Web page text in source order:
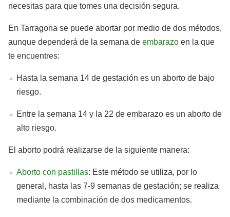
necesitas para que tomes una decisión segura.
En Tarragona se puede abortar por medio de dos métodos,
aunque dependerá de la semana de embarazo en la que
te encuentres:
Hasta la semana 14 de gestación es un aborto de bajo
riesgo.
Entre la semana 14 y la 22 de embarazo es un aborto de
alto riesgo.
El aborto podrá realizarse de la siguiente manera:
Aborto con pastillas: Este método se utiliza, por lo
general, hasta las 7-9 semanas de gestación; se realiza
mediante la combinación de dos medicamentos.